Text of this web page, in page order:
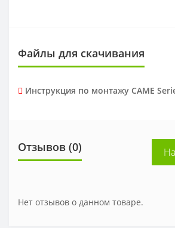
Файлы для скачивания
Инструкция по монтажу CAME
Отзывов (0)
Нет отзывов о данном товаре.